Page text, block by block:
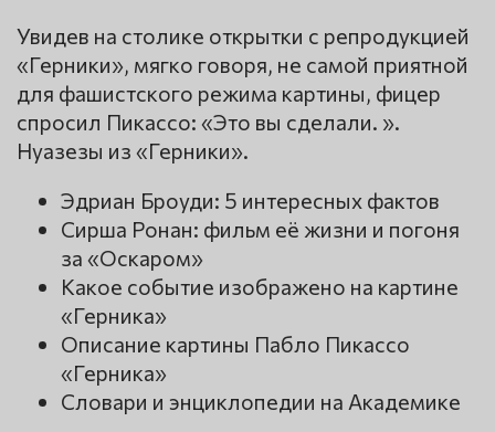
Увидев на столике открытки с репродукцией
«Герники», мягко говоря, не самой приятной
для фашистского режима картины, фицер
спросил Пикассо: «Это вы сделали. ».
Нуазезы из «Герники».
Эдриан Броуди: 5 интересных фактов
Сирша Ронан: фильм её жизни и погоня
за «Оскаром»
Какое событие изображено на картине
«Герника»
Описание картины Пабло Пикассо
«Герника»
Словари и энциклопедии на Академике